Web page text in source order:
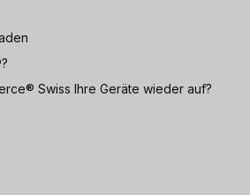
Swiss Ihre Geräte wieder auf?